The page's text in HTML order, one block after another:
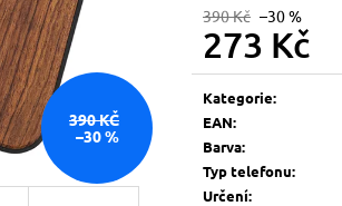
390 Kč –30 %
273 Kč
Měrná
cena:
Kategorie:
EAN:
Barva:
Typ telefonu:
Určení:
390 KČ
–30 %